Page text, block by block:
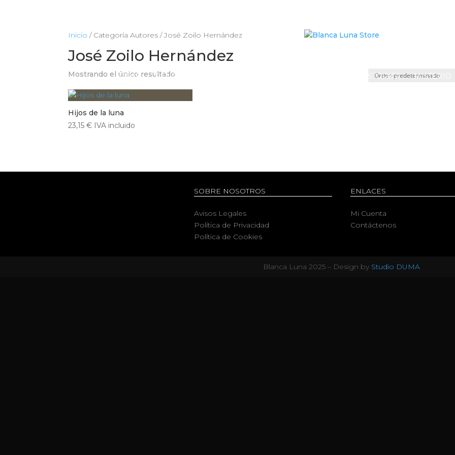
HOME TIENDA NOVELA HISTÓRICA MISTERIO
Inicio / Categoría Autores / José Zoilo Hernández
José Zoilo Hernández
Mostrando el único resultado
Hijos de la luna
23,15€ IVA incluido
SOBRE NOSOTROS
Avisos Legales
Política de Privacidad
Política de Cookies
ENLACES
Mi Cuenta
Contáctenos
Blanca Luna 2025 – Design by Studio DUMA